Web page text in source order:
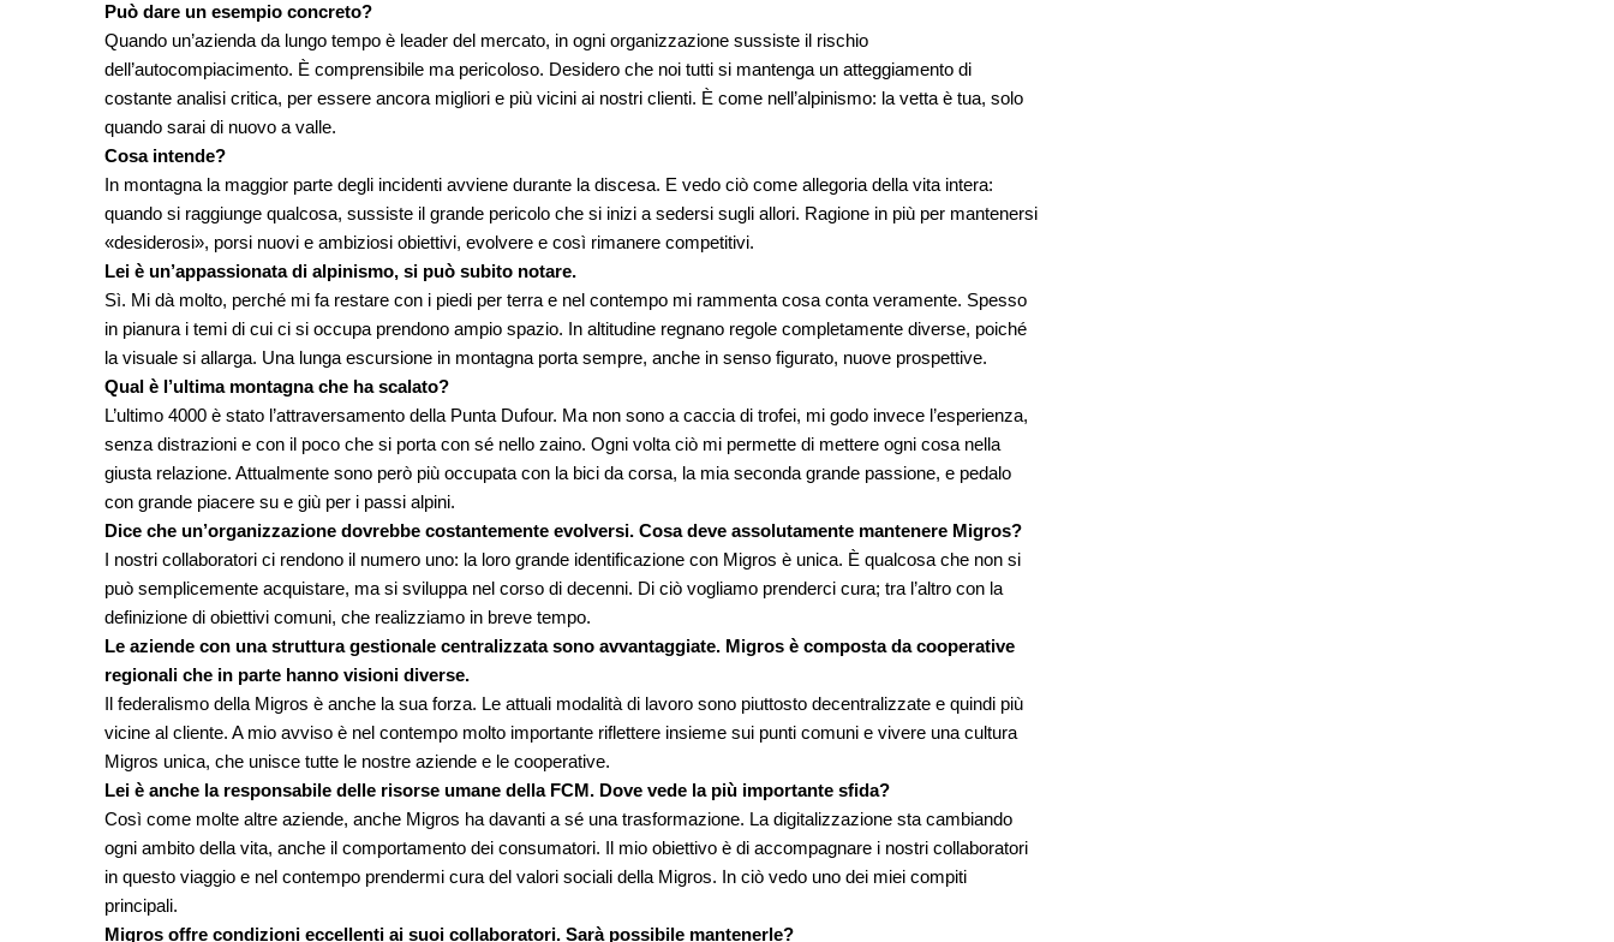
Può dare un esempio concreto?
Quando un’azienda da lungo tempo è leader del mercato, in ogni organizzazione sussiste il rischio
dell’autocompiacimento. È comprensibile ma pericoloso. Desidero che noi tutti si mantenga un atteggiamento di
costante analisi critica, per essere ancora migliori e più vicini ai nostri clienti. È come nell’alpinismo: la vetta è tua, solo
quando sarai di nuovo a valle.
Cosa intende?
In montagna la maggior parte degli incidenti avviene durante la discesa. E vedo ciò come allegoria della vita intera:
quando si raggiunge qualcosa, sussiste il grande pericolo che si inizi a sedersi sugli allori. Ragione in più per mantenersi
«desiderosi», porsi nuovi e ambiziosi obiettivi, evolvere e così rimanere competitivi.
Lei è un’appassionata di alpinismo, si può subito notare.
Sì. Mi dà molto, perché mi fa restare con i piedi per terra e nel contempo mi rammenta cosa conta veramente. Spesso
in pianura i temi di cui ci si occupa prendono ampio spazio. In altitudine regnano regole completamente diverse, poiché
la visuale si allarga. Una lunga escursione in montagna porta sempre, anche in senso figurato, nuove prospettive.
Qual è l’ultima montagna che ha scalato?
L’ultimo 4000 è stato l’attraversamento della Punta Dufour. Ma non sono a caccia di trofei, mi godo invece l’esperienza,
senza distrazioni e con il poco che si porta con sé nello zaino. Ogni volta ciò mi permette di mettere ogni cosa nella
giusta relazione. Attualmente sono però più occupata con la bici da corsa, la mia seconda grande passione, e pedalo
con grande piacere su e giù per i passi alpini.
Dice che un’organizzazione dovrebbe costantemente evolversi. Cosa deve assolutamente mantenere Migros?
I nostri collaboratori ci rendono il numero uno: la loro grande identificazione con Migros è unica. È qualcosa che non si
può semplicemente acquistare, ma si sviluppa nel corso di decenni. Di ciò vogliamo prenderci cura; tra l’altro con la
definizione di obiettivi comuni, che realizziamo in breve tempo.
Le aziende con una struttura gestionale centralizzata sono avvantaggiate. Migros è composta da cooperative
regionali che in parte hanno visioni diverse.
Il federalismo della Migros è anche la sua forza. Le attuali modalità di lavoro sono piuttosto decentralizzate e quindi più
vicine al cliente. A mio avviso è nel contempo molto importante riflettere insieme sui punti comuni e vivere una cultura
Migros unica, che unisce tutte le nostre aziende e le cooperative.
Lei è anche la responsabile delle risorse umane della FCM. Dove vede la più importante sfida?
Così come molte altre aziende, anche Migros ha davanti a sé una trasformazione. La digitalizzazione sta cambiando
ogni ambito della vita, anche il comportamento dei consumatori. Il mio obiettivo è di accompagnare i nostri collaboratori
in questo viaggio e nel contempo prendermi cura del valori sociali della Migros. In ciò vedo uno dei miei compiti
principali.
Migros offre condizioni eccellenti ai suoi collaboratori. Sarà possibile mantenerle?